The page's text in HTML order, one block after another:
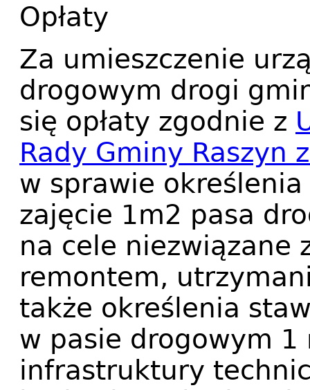
Opłaty
Za umieszczenie
drogowym drogi
się opłaty zgodnie z
Rady Gminy Raszyn
w sprawie
zajęcie 1m2 pasa
na cele niezwiązane
remontem,
także określenia
w pasie drogowym 1
infrastruktury